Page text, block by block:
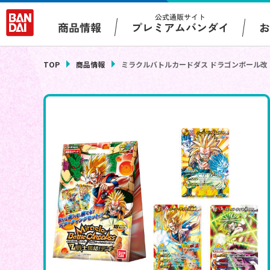
商品情報
公式通販サイト
プレミアムバンダイ
TOP 商品情報 ミラクルバトルカードダス ドラゴンボール